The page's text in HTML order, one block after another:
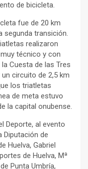
de bicicleta.
fue de 20 km
segunda transición.
realizaron
técnico y con
Cuesta de las Tres
circuito de 2,5 km
los triatletas
de meta estuvo
la capital onubense.
Deporte, al evento
Diputación de
Huelva, Gabriel
de Huelva, Mª
Punta Umbría,